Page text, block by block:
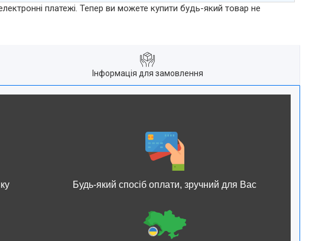
платежі. Тепер ви можете купити будь-який товар не
Інформація для замовлення
Будь-який спосіб оплати, зручний для Вас